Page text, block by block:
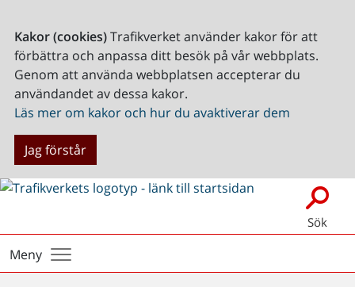
Kakor (cookies)Trafikverket använder kakor för att
förbättra och anpassa ditt besök på vår webbplats.
Genom att använda webbplatsen accepterar du
användandet av dessa kakor.
Läs mer om kakor och hur du avaktiverar dem
Jag förstår
Sök
Meny